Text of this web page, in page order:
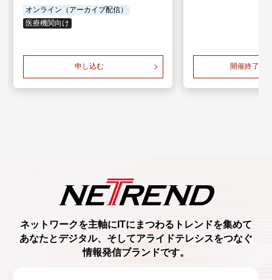
オンライン（アーカイブ配信）
医療機関向け
申し込む 開催終了し
ネットワークを主軸に ITにまつわるトレンドを集めて
あなたとデジタル、 そしてアライドテレシスをつなぐ
情報発信ブランドです。